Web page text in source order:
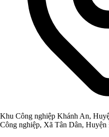
Khu Công nghiệp Khánh An,
Công nghiệp, Xã Tân Dân,